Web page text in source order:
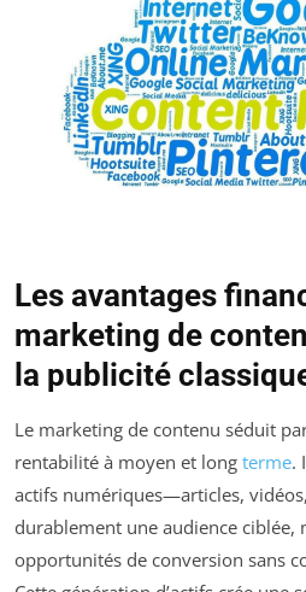
Les avantages
marketing de
la publicité
Le marketing de contenu séduit
rentabilité à moyen et long terme.
actifs numériques—articles,
durablement une audience ciblée,
opportunités de conversion sans